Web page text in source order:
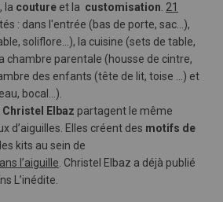
, la couture et la customisation 21
: dans l'entrée (bas de porte, sac…),
soliflore…), la cuisine (sets de table,
chambre parentale (housse de cintre,
des enfants (tête de lit, toise …) et
bocal…).
Christel Elbaz partagent le même
d’aiguilles. Elles créent des motifs de
kits au sein de
l’aiguille . Christel Elbaz a déjà publié
L’inédite.